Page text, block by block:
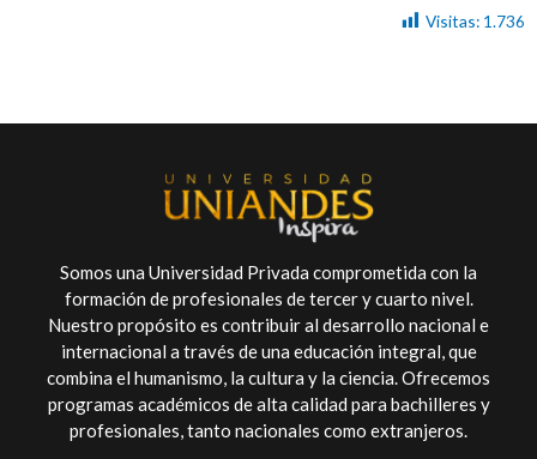
Visitas: 1.736
Somos una Universidad Privada comprometida con la
formación de profesionales de tercer y cuarto nivel.
Nuestro propósito es contribuir al desarrollo nacional e
internacional a través de una educación integral, que
combina el humanismo, la cultura y la ciencia. Ofrecemos
programas académicos de alta calidad para bachilleres y
profesionales, tanto nacionales como extranjeros.